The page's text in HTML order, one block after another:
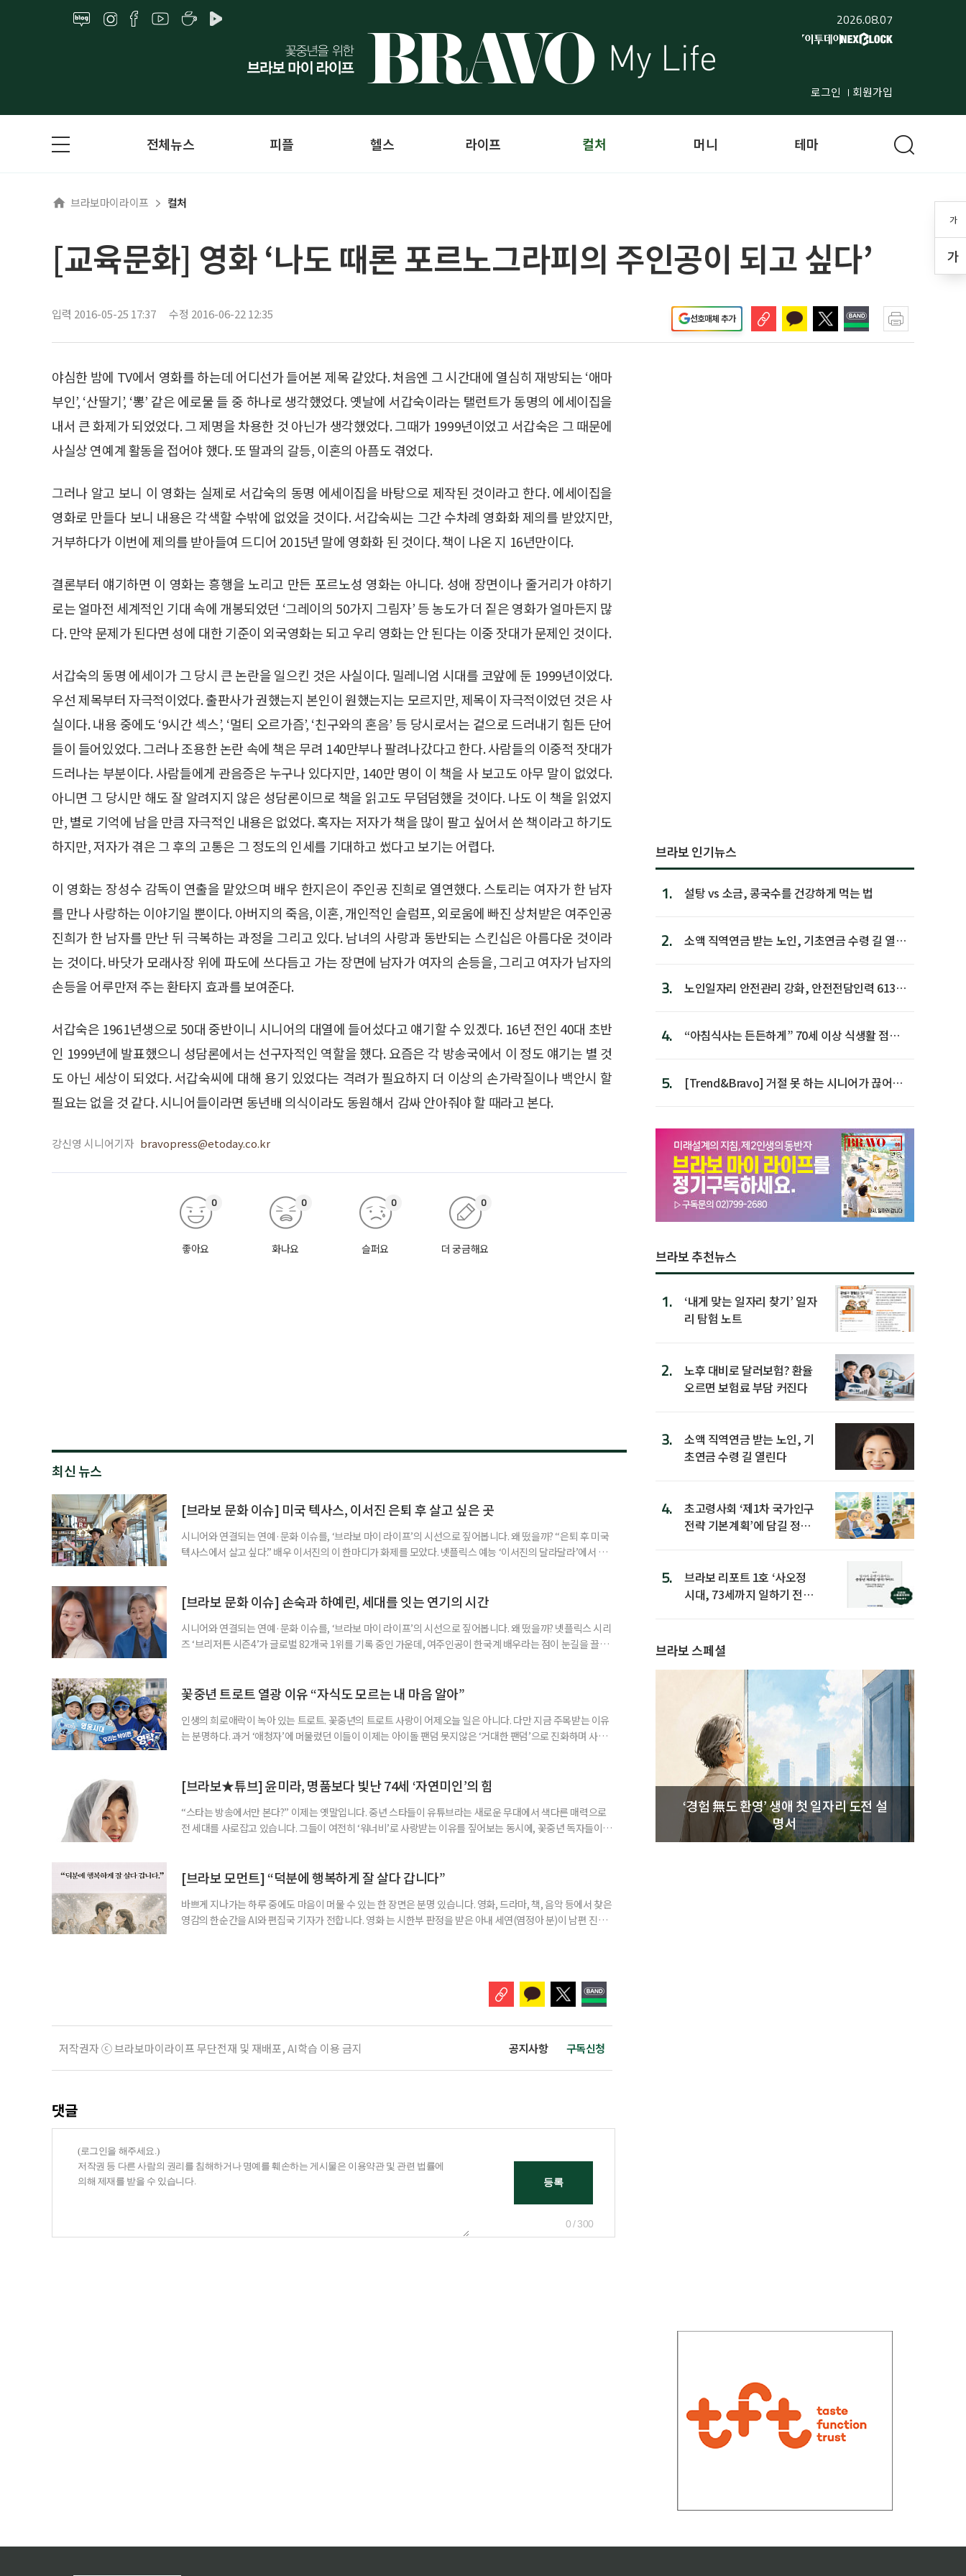
2026.08.07
로그인 회원가입
가
가
전체뉴스 피플 헬스 라이프 컬처 머니 테마
브라보마이라이프 컬처
[교육문화] 영화 ‘나도 때론 포르노그라피의 주인공이 되고 싶다’
입력 2016-05-25 17:37 수정 2016-06-22 12:35 선호매체 추가
야심한 밤에 TV에서 영화를 하는데 어디선가 들어본 제목 같았다. 처음엔 그 시간대에 열심히 재방되는 ‘애마
부인’, ‘산딸기’, ‘뽕’ 같은 에로물 들 중 하나로 생각했었다. 옛날에 서갑숙이라는 탤런트가 동명의 에세이집을
내서 큰 화제가 되었었다. 그 제명을 차용한 것 아닌가 생각했었다. 그때가 1999년이었고 서갑숙은 그 때문에
사실상 연예계 활동을 접어야 했다. 또 딸과의 갈등, 이혼의 아픔도 겪었다.
그러나 알고 보니 이 영화는 실제로 서갑숙의 동명 에세이집을 바탕으로 제작된 것이라고 한다. 에세이집을
영화로 만들다 보니 내용은 각색할 수밖에 없었을 것이다. 서갑숙씨는 그간 수차례 영화화 제의를 받았지만,
거부하다가 이번에 제의를 받아들여 드디어 2015년 말에 영화화 된 것이다. 책이 나온 지 16년만이다.
결론부터 얘기하면 이 영화는 흥행을 노리고 만든 포르노성 영화는 아니다. 성애 장면이나 줄거리가 야하기
로는 얼마전 세계적인 기대 속에 개봉되었던 ‘그레이의 50가지 그림자’ 등 농도가 더 짙은 영화가 얼마든지 많
다. 만약 문제가 된다면 성에 대한 기준이 외국영화는 되고 우리 영화는 안 된다는 이중 잣대가 문제인 것이다.
서갑숙의 동명 에세이가 그 당시 큰 논란을 일으킨 것은 사실이다. 밀레니엄 시대를 코앞에 둔 1999년이었다.
우선 제목부터 자극적이었다. 출판사가 권했는지 본인이 원했는지는 모르지만, 제목이 자극적이었던 것은 사
실이다. 내용 중에도 ‘9시간 섹스’, ‘멀티 오르가즘’, ‘친구와의 혼음’ 등 당시로서는 겉으로 드러내기 힘든 단어
들이 들어있었다. 그러나 조용한 논란 속에 책은 무려 140만부나 팔려나갔다고 한다. 사람들의 이중적 잣대가
드러나는 부분이다. 사람들에게 관음증은 누구나 있다지만, 140만 명이 이 책을 사 보고도 아무 말이 없었다.
아니면 그 당시만 해도 잘 알려지지 않은 성담론이므로 책을 읽고도 무덤덤했을 것이다. 나도 이 책을 읽었지
만, 별로 기억에 남을 만큼 자극적인 내용은 없었다. 혹자는 저자가 책을 많이 팔고 싶어서 쓴 책이라고 하기도
하지만, 저자가 겪은 그 후의 고통은 그 정도의 인세를 기대하고 썼다고 보기는 어렵다.
이 영화는 장성수 감독이 연출을 맡았으며 배우 한지은이 주인공 진희로 열연했다. 스토리는 여자가 한 남자
를 만나 사랑하는 이야기일 뿐이다. 아버지의 죽음, 이혼, 개인적인 슬럼프, 외로움에 빠진 상처받은 여주인공
진희가 한 남자를 만난 뒤 극복하는 과정을 그리고 있다. 남녀의 사랑과 동반되는 스킨십은 아름다운 것이라
는 것이다. 바닷가 모래사장 위에 파도에 쓰다듬고 가는 장면에 남자가 여자의 손등을, 그리고 여자가 남자의
손등을 어루만져 주는 환타지 효과를 보여준다.
서갑숙은 1961년생으로 50대 중반이니 시니어의 대열에 들어섰다고 얘기할 수 있겠다. 16년 전인 40대 초반
인 1999년에 발표했으니 성담론에서는 선구자적인 역할을 했다. 요즘은 각 방송국에서 이 정도 얘기는 별 것
도 아닌 세상이 되었다. 서갑숙씨에 대해 용기 있었다는 격려가 필요하지 더 이상의 손가락질이나 백안시 할
필요는 없을 것 같다. 시니어들이라면 동년배 의식이라도 동원해서 감싸 안아줘야 할 때라고 본다.
강신영 시니어기자 bravopress@etoday.co.kr
좋아요
0
화나요
0
슬퍼요
0
더 궁금해요
0
최신 뉴스
[브라보 문화 이슈] 미국 텍사스, 이서진 은퇴 후 살고 싶은 곳
시니어와 연결되는 연예·문화 이슈를, ‘브라보 마이 라이프’의 시선으로 짚어봅니다. 왜 떴을까? “은퇴 후 미국
텍사스에서 살고 싶다.” 배우 이서진의 이 한마디가 화제를 모았다. 넷플릭스 예능 ‘이서진의 달라달라’에서 그
PD가 함께하는 미국 텍사스 방랑기다. 사전 기획이나 대본 없이 여행의 흐름에
[브라보 문화 이슈] 손숙과 하예린, 세대를 잇는 연기의 시간
시니어와 연결되는 연예·문화 이슈를, ‘브라보 마이 라이프’의 시선으로 짚어봅니다. 왜 떴을까? 넷플릭스 시리
즈 ‘브리저튼 시즌4’가 글로벌 82개국 1위를 기록 중인 가운데, 여주인공이 한국계 배우라는 점이 눈길을 끌었
영국을 배경으로, 귀족 가문 브리저튼가 8남매의 사랑과 관계를 그
꽃중년 트로트 열광 이유 “자식도 모르는 내 마음 알아”
인생의 희로애락이 녹아 있는 트로트. 꽃중년의 트로트 사랑이 어제오늘 일은 아니다. 다만 지금 주목받는 이유
는 분명하다. 과거 ‘애청자’에 머물렀던 이들이 이제는 아이돌 팬덤 못지않은 ‘거대한 팬덤’으로 진화하며 사회
어요. 의사도 놀랄 정도라니까요.” 대전에서 만난 70대 임영웅 팬은 이렇게 말했다. EBS
[브라보★튜브] 윤미라, 명품보다 빛난 74세 ‘자연미인’의 힘
“스타는 방송에서만 본다?” 이제는 옛말입니다. 중년 스타들이 유튜브라는 새로운 무대에서 색다른 매력으로
전 세대를 사로잡고 있습니다. 그들이 여전히 ‘워너비’로 사랑받는 이유를 짚어보는 동시에, 꽃중년 독자들이
이다. 도도하고 새침한 이미지로 오랫동안 ‘시어머니 역할’로 익숙했던 그이지만, 화면
[브라보 모먼트] “덕분에 행복하게 잘 살다 갑니다”
바쁘게 지나가는 하루 중에도 마음이 머물 수 있는 한 장면은 분명 있습니다. 영화, 드라마, 책, 음악 등에서 찾은
영감의 한순간을 AI와 편집국 기자가 전합니다. 영화 는 시한부 판정을 받은 아내 세연(염정아 분)이 남편 진봉
저작권자 ⓒ 브라보마이라이프 무단전재 및 재배포, AI학습 이용 금지 공지사항 구독신청
댓글
0 / 300
브라보 인기뉴스
1. 설탕 vs 소금, 콩국수를 건강하게 먹는 법
2.
소액 직역연금 받는 노인, 기초연금 수령 길 열린
3.
노인일자리 안전관리 강화, 안전전담인력 613명
4.
“아침식사는 든든하게” 70세 이상 식생활 점수
5.
[Trend&Bravo] 거절 못 하는 시니어가 끊어야
브라보 추천뉴스
1.
‘내게 맞는 일자리 찾기’ 일자
리 탐험 노트
2.
노후 대비로 달러보험? 환율
오르면 보험료 부담 커진다
3.
소액 직역연금 받는 노인, 기
초연금 수령 길 열린다
4.
초고령사회 ‘제1차 국가인구
전략 기본계획’에 담길 정책
5.
브라보 리포트 1호 ‘사오정
시대, 73세까지 일하기 전략’
브라보 스페셜
‘경험 無도 환영’ 생애 첫 일자리 도전 설
명서